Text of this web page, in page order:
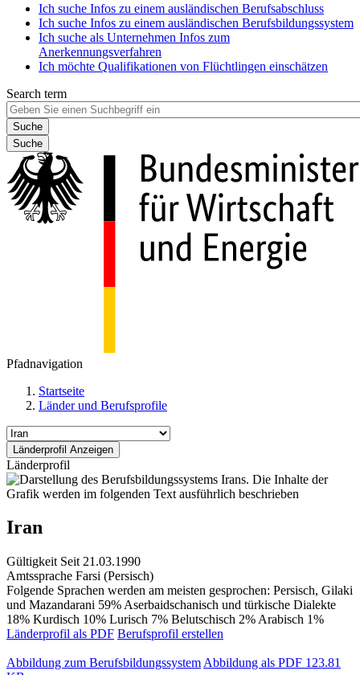
Ich suche Infos zu einem ausländischen Berufsabschluss
Ich suche Infos zu einem ausländischen Berufsbildungssystem
Ich suche als Unternehmen Infos zum
Anerkennungsverfahren
Ich möchte Qualifikationen von Flüchtlingen einschätzen
Search term
Suche
Pfadnavigation
Startseite
Länder und Berufsprofile
Länderprofil
Iran
Gültigkeit Seit 21.03.1990
Amtssprache Farsi (Persisch)
Folgende Sprachen werden am meisten gesprochen: Persisch, Gilaki
und Mazandarani 59% Aserbaidschanisch und türkische Dialekte
18% Kurdisch 10% Lurisch 7% Belutschisch 2% Arabisch 1%
Länderprofil als PDF Berufsprofil erstellen
Abbildung zum Berufsbildungssystem Abbildung als PDF 123.81